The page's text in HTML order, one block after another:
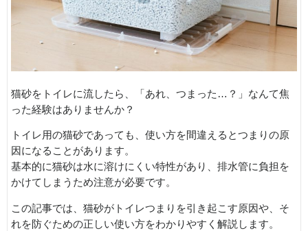
猫砂をトイレに流したら、「あれ、つまった…？」なんて焦
った経験はありませんか？
トイレ用の猫砂であっても、使い方を間違えるとつまりの原
因になることがあります。
基本的に猫砂は水に溶けにくい特性があり、排水管に負担を
かけてしまうため注意が必要です。
この記事では、猫砂がトイレつまりを引き起こす原因や、そ
れを防ぐための正しい使い方をわかりやすく解説します。